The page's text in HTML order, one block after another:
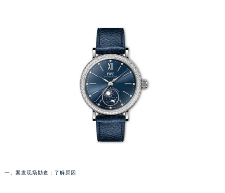
一、案发现场勘查：了解原因